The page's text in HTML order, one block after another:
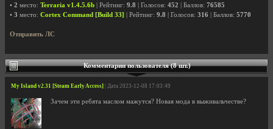
• 2 место: Terraria v1.4.5.6b | Рейтинг: 9.8 | Голосов: 452 | Баллов: 76585
• 3 место: Cortex Command [Build 33] | Рейтинг: 9.8 | Голосов: 316 | Баллов: 5770
Отправить ЛС
Комментарии пользователя (8 шт.)
My Island v2.31 [Steam Early Access] | Дата 2023-12-08 17:03:49
Зачем эти ребята маслом мажутся? Новая мода в выживальчестве?